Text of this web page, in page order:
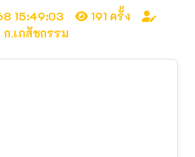
15:49:03
191 ครั้ง
ก.เภสัชกรรม